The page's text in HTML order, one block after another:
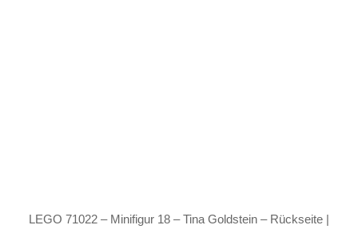
LEGO 71022 – Minifigur 18 – Tina Goldstein – Rückseite |